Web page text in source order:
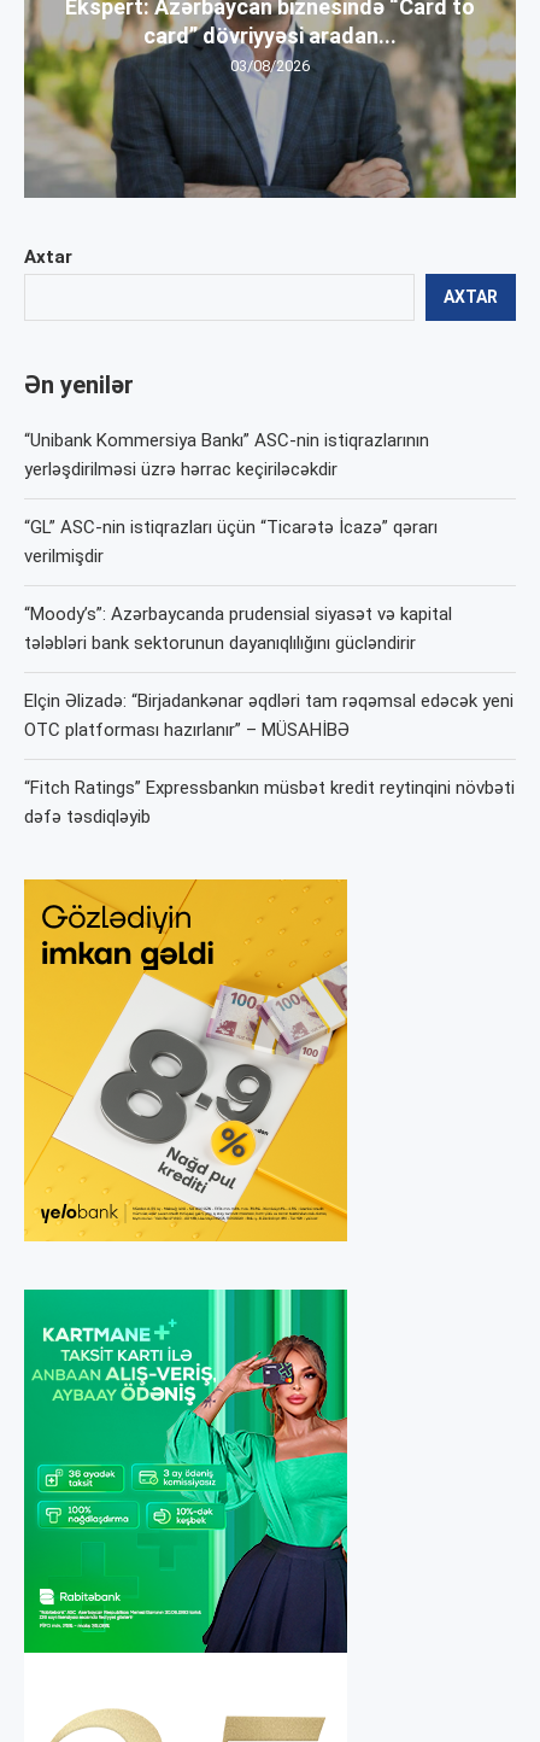
Axtar
AXTAR
Ən yenilər
“Unibank Kommersiya Bankı” ASC-nin istiqrazlarının
yerləşdirilməsi üzrə hərrac keçiriləcəkdir
“GL” ASC-nin istiqrazları üçün “Ticarətə İcazə” qərarı
verilmişdir
“Moody’s”: Azərbaycanda prudensial siyasət və kapital
tələbləri bank sektorunun dayanıqlılığını gücləndirir
Elçin Əlizadə: “Birjadankənar əqdləri tam rəqəmsal edəcək yeni
OTC platforması hazırlanır” – MÜSAHİBƏ
“Fitch Ratings” Expressbankın müsbət kredit reytinqini növbəti
dəfə təsdiqləyib
Ekspert: Azərbaycan biznesində “Card to
card” dövriyyəsi aradan...
03/08/2026